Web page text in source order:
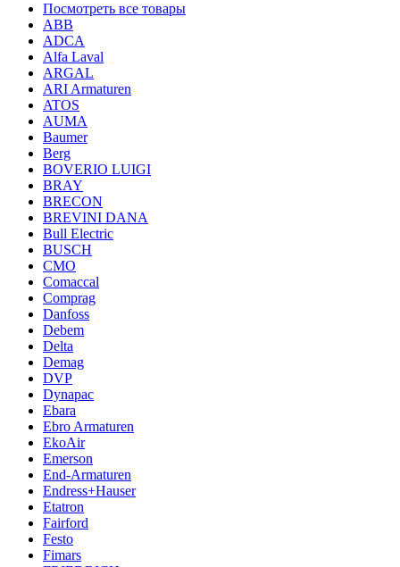
Посмотреть все товары
ABB
ADCA
Alfa Laval
ARGAL
ARI Armaturen
ATOS
AUMA
Baumer
Berg
BOVERIO LUIGI
BRAY
BRECON
BREVINI DANA
Bull Electric
BUSCH
CMO
Comaccal
Comprag
Danfoss
Debem
Delta
Demag
DVP
Dynapac
Ebara
Ebro Armaturen
EkoAir
Emerson
End-Armaturen
Endress+Hauser
Etatron
Fairford
Festo
Fimars